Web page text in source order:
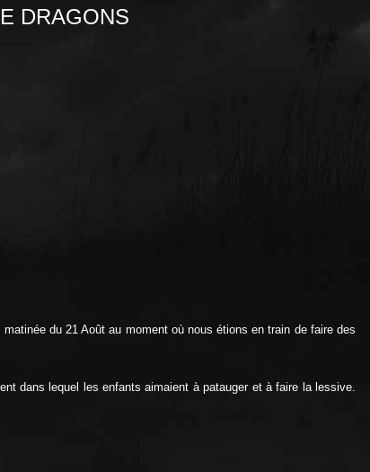
DRAGONS
du 21 Août au moment où nous étions en train de faire des
dans lequel les enfants aimaient à patauger et à faire la lessive.